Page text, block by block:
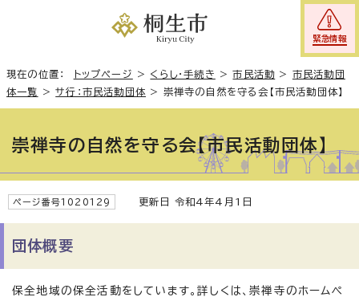
緊急情報
現在の位置： トップページ > くらし・手続き >市民活動 > 市民活動団
体一覧
>サ行：市民活動団体 > 崇禅寺の自然を守る会【市民活動団体】
崇禅寺の自然を守る会【市民活動団体】
ページ番号1020129 更新日 令和4年4月1日
団体概要
保全地域の保全活動をしています。詳しくは、崇禅寺のホームペ